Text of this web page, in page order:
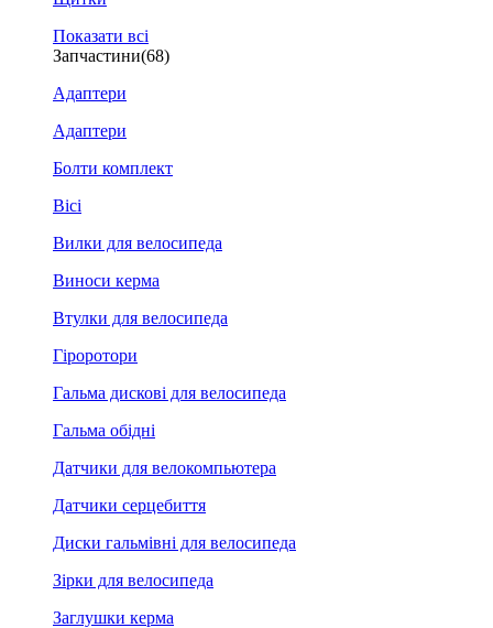
Показати всі
Запчастини(68)
Адаптери
Адаптери
Болти комплект
Вісі
Вилки для велосипеда
Виноси керма
Втулки для велосипеда
Гіроротори
Гальма дискові для велосипеда
Гальма обідні
Датчики для велокомпьютера
Датчики серцебиття
Диски гальмівні для велосипеда
Зірки для велосипеда
Заглушки керма